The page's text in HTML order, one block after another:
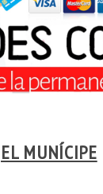
EL MUNÍCIPE